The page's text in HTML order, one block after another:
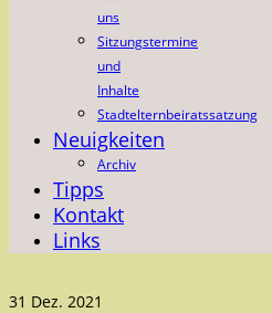
uns
Sitzungstermine
und
Inhalte
Stadtelternbeiratssatzung
Neuigkeiten
Archiv
Tipps
Kontakt
Links
31 Dez. 2021